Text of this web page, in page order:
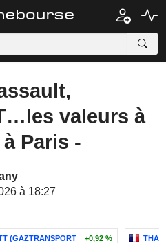
valeurs à
Paris -
à 18:27
(GAZTRANSPORT +0,92 %